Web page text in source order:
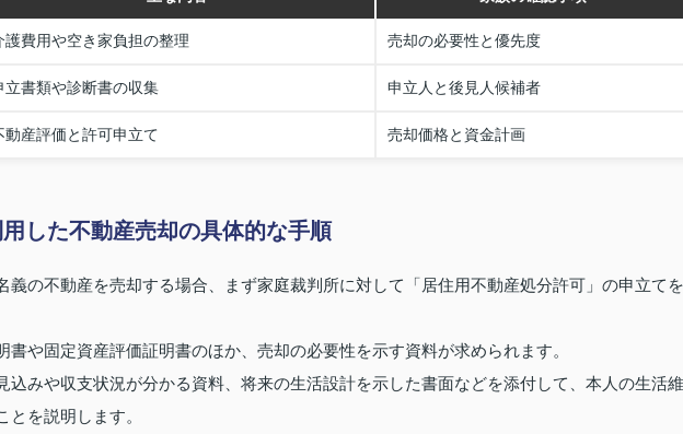
護費用や空き家負担の整理 売却の必要性と優先度
立書類や診断書の収集 申立人と後見人候補者
動産評価と許可申立て 売却価格と資金計画
した不動産売却の具体的な手順
義の不動産を売却する場合、まず家庭裁判所に対して「居住用不動産処分許可」の申立てを
書や固定資産評価証明書のほか、売却の必要性を示す資料が求められます。
込みや収支状況が分かる資料、将来の生活設計を示した書面などを添付して、本人の生活維
を説明します。